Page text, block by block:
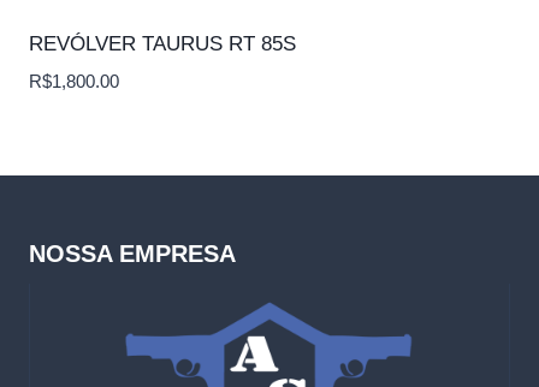
REVÓLVER TAURUS RT 85S
R$1,800.00
NOSSA EMPRESA